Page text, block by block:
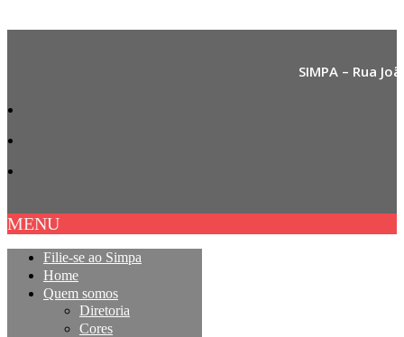
SIMPA – Rua
MENU
Filie-se ao Simpa
Home
Quem somos
Diretoria
Cores